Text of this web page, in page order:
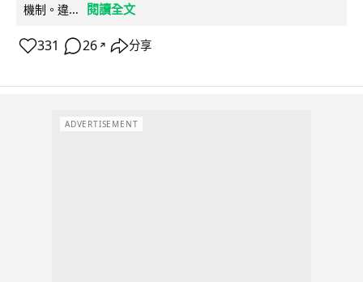
機制。違...
閱讀全文
331 26 ↗ 分享
ADVERTISEMENT